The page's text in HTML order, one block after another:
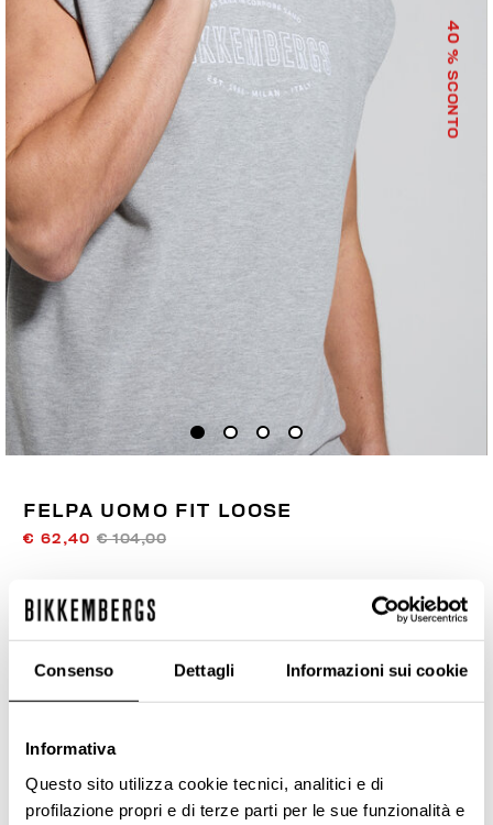
Consenso Dettagli Informazioni sui cookie
Informativa
Questo sito utilizza cookie tecnici, analitici e di
profilazione propri e di terze parti per le sue funzionalità e
40
% SCONTO
FELPA UOMO FIT LOOSE
€ 62,40€ 104,00
COLORE:GREY MELANGE MID/LIGH
SELEZIONA UNA TAGLIA